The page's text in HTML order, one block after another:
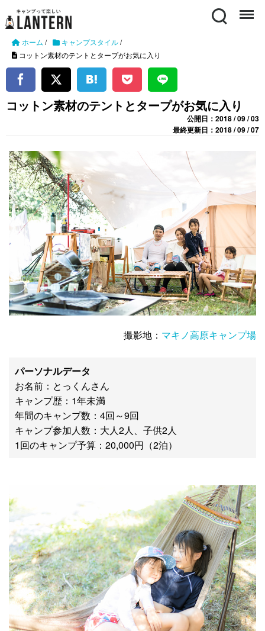
Search Menu
ホーム / キャンプスタイル/
コットン素材のテントとタープがお気に入り
コットン素材のテントとタープがお気に入り
公開日：2018 / 09 / 03
最終更新日：2018 / 09 / 07
撮影地： マキノ高原キャンプ場
パーソナルデータ
お名前：とっくんさん
キャンプ歴：1年未満
年間のキャンプ数：4回～9回
キャンプ参加人数：大人2人、子供2人
1回のキャンプ予算：20,000円（2泊）